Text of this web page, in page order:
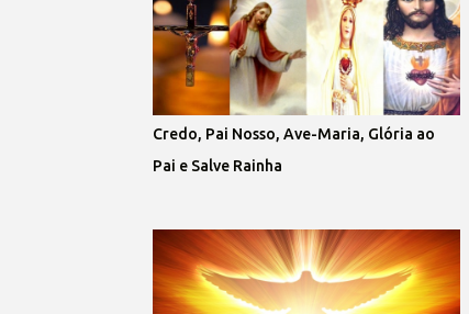
Credo, Pai Nosso, Ave-Maria, Glória ao
Pai e Salve Rainha